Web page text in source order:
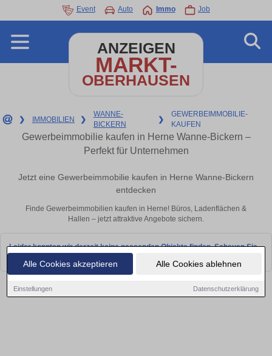
Alle Cookies akzeptieren Alle Cookies ablehnen
Einstellungen Datenschutzerklärung
Event Auto Immo Job
ANZEIGEN
MARKT-
OBERHAUSEN
❯ IMMOBILIEN ❯
WANNE-
BICKERN
❯
GEWERBEIMMOBILIE-
KAUFEN
Gewerbeimmobilie kaufen in Herne Wanne-Bickern –
Perfekt für Unternehmen
Jetzt eine Gewerbeimmobilie kaufen in Herne Wanne-Bickern
entdecken
Finde Gewerbeimmobilien kaufen in Herne! Büros, Ladenflächen &
Hallen – jetzt attraktive Angebote sichern.
Leider konnten wir derzeit keine passenden Objekte finden. Schauen Sie